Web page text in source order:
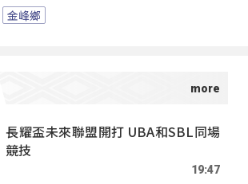
金峰鄉
長耀盃未來聯盟開打 UBA和SBL同場
競技
19:47